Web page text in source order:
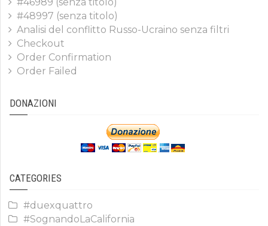
#46989 (senza titolo)
#48997 (senza titolo)
Analisi del conflitto Russo-Ucraino senza filtri
Checkout
Order Confirmation
Order Failed
DONAZIONI
CATEGORIES
#duexquattro
#SognandoLaCalifornia